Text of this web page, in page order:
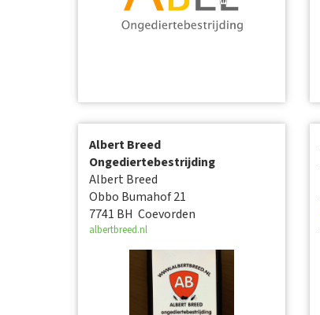
Albert Breed
Ongediertebestrijding
Albert Breed
Obbo Bumahof 21
7741 BH Coevorden
albertbreed.nl